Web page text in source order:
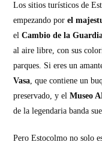
Los sitios turísticos de
empezando porel
elCambio de la
al aire libre, con sus
parques. Si eres un
Vasa, que contiene un
preservado, y elMuseo
de la legendaria banda
Pero Estocolmo no solo